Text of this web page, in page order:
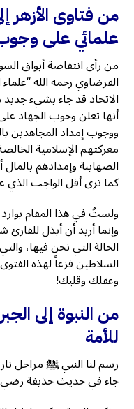
من فتاوى الأزهر
علمائي على
من رأى انتفاضة أبواق
القرضاوي رحمه الله
الاتحاد قد جاء بشيء
أنها تعلن وجوب الجهاد
ووجوب إمداد المجاهدين
معركتهم الإسلامية
الصهاينة وإمدادهم
كما ترى أقل الواجب الذي
ولستُ في هذا المقام
وإنما أريد أن أبذل
الحالة التي نحن فيها،
السلاطين فزعاً لهذه
وعقلك وقلبك!
من النبوة إلى
للأمة
رسم لنا النبي ﷺ مراحل
جاء في حديث حذيفة رضي